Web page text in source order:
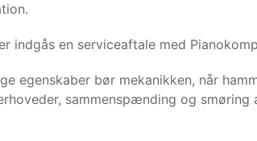
indgås en serviceaftale med
egenskaber bør mekanikken, når
sammenspænding og